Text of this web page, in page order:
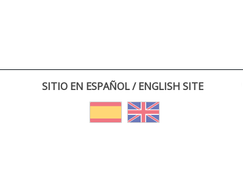
SITIO EN ESPAÑOL / ENGLISH SITE